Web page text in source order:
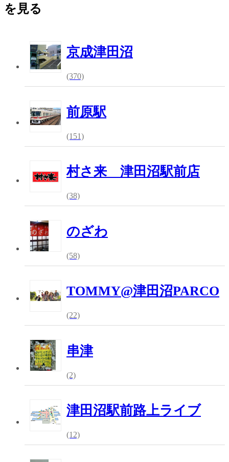
を見る
京成津田沼
(370)
前原駅
(151)
村さ来 津田沼駅前店
(38)
のざわ
(58)
TOMMY@津田沼PARCO
(22)
串津
(2)
津田沼駅前路上ライブ
(12)